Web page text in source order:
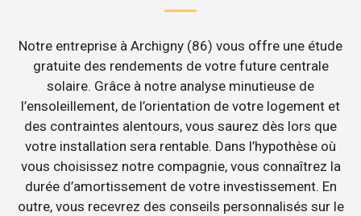
Notre entreprise à Archigny (86) vous offre une étude
gratuite des rendements de votre future centrale
solaire. Grâce à notre analyse minutieuse de
l’ensoleillement, de l’orientation de votre logement et
des contraintes alentours, vous saurez dès lors que
votre installation sera rentable. Dans l’hypothèse où
vous choisissez notre compagnie, vous connaîtrez la
durée d’amortissement de votre investissement. En
outre, vous recevrez des conseils personnalisés sur le